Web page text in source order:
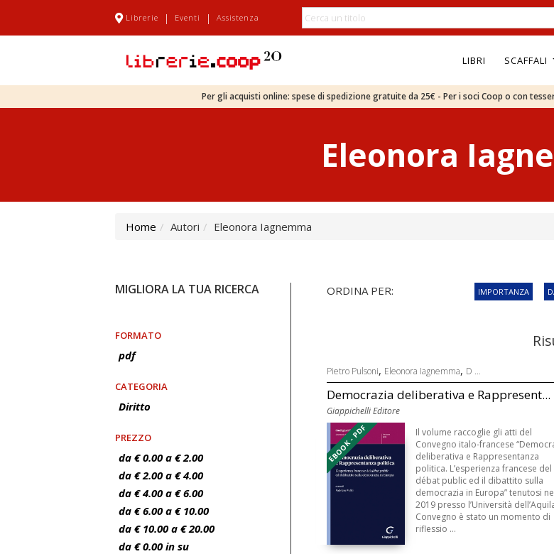
Librerie | Eventi | Assistenza
LIBRI SCAFFALI
Per gli acquisti online: spese di spedizione gratuite da 25€ - Per i soci Coop o con
Eleonora
Home Autori Eleonora Iagnemma
MIGLIORA LA TUA RICERCA
FORMATO
pdf
CATEGORIA
Diritto
PREZZO
da € 0.00 a € 2.00
da € 2.00 a € 4.00
da € 4.00 a € 6.00
da € 6.00 a € 10.00
da € 10.00 a € 20.00
da € 0.00 in su
ORDINA PER: IMPORTANZA
Pietro Pulsoni, Eleonora Iagnemma, D ...
Democrazia deliberativa e Rappresent...
Giappichelli Editore
EBOOK - PDF
Il volume raccoglie gli atti del
Convegno italo-francese
deliberativa e Rappresentanza
politica. L’esperienza francese del
débat public ed il dibattito sulla
democrazia in Europa” tenutosi
2019 presso l’Università
Convegno è stato un momento di
riflessio ...